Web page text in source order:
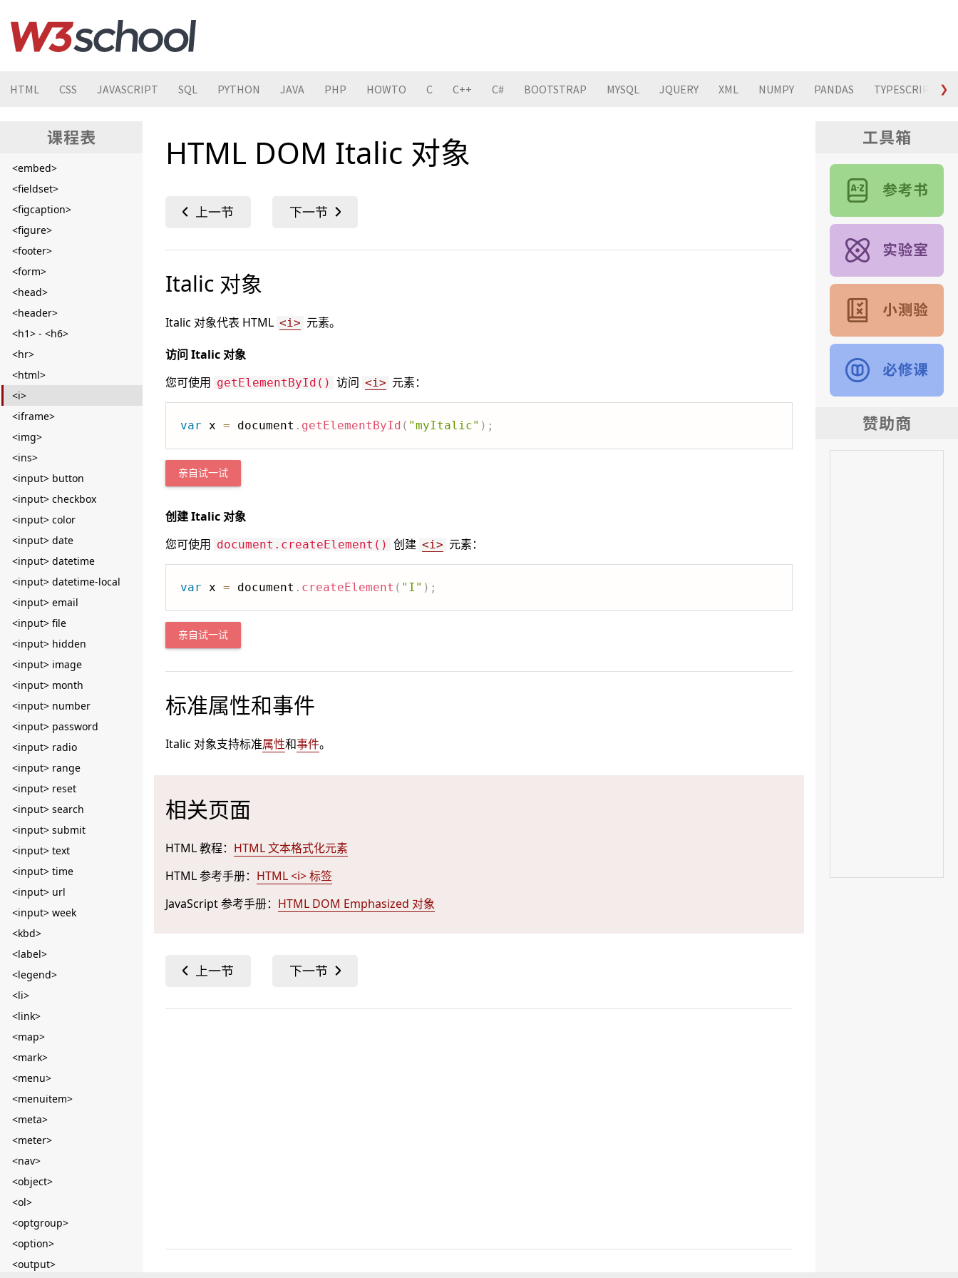
HTML CSS JAVASCRIPT SQL PYTHON JAVA PHP HOWTO C C++ C# BOOTSTRAP MYSQL JQUERY XML NUMPY PANDAS TYPESCRIPT ❯
<details>
<dfn>
<div>
<embed>
<fieldset>
<figcaption>
<figure>
<footer>
<form>
<head>
<header>
<h1> - <h6>
<hr>
<html>
<i>
<iframe>
<img>
<ins>
<input> button
<input> checkbox
<input> color
<input> date
<input> datetime
<input> datetime-local
<input> email
<input> file
<input> hidden
<input> image
<input> month
<input> number
<input> password
<input> radio
<input> range
<input> reset
<input> search
<input> submit
<input> text
<input> time
<input> url
<input> week
<kbd>
<label>
<legend>
<li>
<link>
<map>
<mark>
<menu>
<menuitem>
<meta>
<meter>
<nav>
<object>
<ol>
<optgroup>
<option>
<output>
HTML DOM Italic 对象
Italic 对象
Italic 对象代表 HTML <i> 元素。
访问 Italic 对象
您可使用 getElementById() 访问 <i> 元素：
var x = document . getElementById ( "myItalic" ) ;
亲自试一试
创建 Italic 对象
您可使用 document.createElement() 创建 <i> 元素：
var x = document . createElement ( "I" ) ;
亲自试一试
标准属性和事件
Italic 对象支持标准属性和事件。
相关页面
HTML 教程： HTML 文本格式化元素
HTML 参考手册： HTML <i> 标签
JavaScript 参考手册： HTML DOM Emphasized 对象